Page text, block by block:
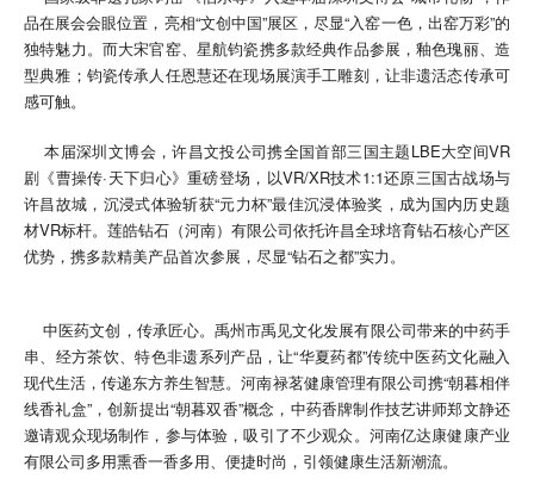
品在展会会眼位置，亮相“文创中国”展区，尽显“入窑一色，出窑万彩”的
独特魅力。而大宋官窑、星航钧瓷携多款经典作品参展，釉色瑰丽、造
型典雅；钧瓷传承人任恩慧还在现场展演手工雕刻，让非遗活态传承可
感可触。
本届深圳文博会，许昌文投公司携全国首部三国主题LBE大空间VR
剧《曹操传·天下归心》重磅登场，以VR/XR技术1:1还原三国古战场与
许昌故城，沉浸式体验斩获“元力杯”最佳沉浸体验奖，成为国内历史题
材VR标杆。莲皓钻石（河南）有限公司依托许昌全球培育钻石核心产区
优势，携多款精美产品首次参展，尽显“钻石之都”实力。
中医药文创，传承匠心。禹州市禹见文化发展有限公司带来的中药手
串、经方茶饮、特色非遗系列产品，让“华夏药都”传统中医药文化融入
现代生活，传递东方养生智慧。河南禄茗健康管理有限公司携“朝暮相伴
线香礼盒”，创新提出“朝暮双香”概念，中药香牌制作技艺讲师郑文静还
邀请观众现场制作，参与体验，吸引了不少观众。河南亿达康健康产业
有限公司多用熏香一香多用、便捷时尚，引领健康生活新潮流。